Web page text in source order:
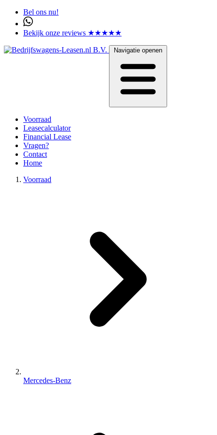
Bel ons nu!
Bekijk onze reviews ★★★★★
Navigatie openen
Voorraad
Leasecalculator
Financial Lease
Vragen?
Contact
Home
Voorraad
Mercedes-Benz